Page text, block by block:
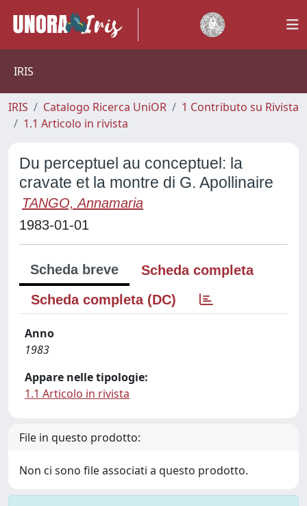
IRIS
IRIS Catalogo Ricerca UniOR
1 Contributo su Rivista
1.1 Articolo in rivista
Du perceptuel au conceptuel: la
cravate et la montre di G. Apollinaire
TANGO, Annamaria
1983-01-01
Scheda breve
Scheda completa
Scheda completa (DC)
Anno
1983
Appare nelle tipologie:
1.1 Articolo in rivista
File in questo prodotto:
Non ci sono file associati a questo prodotto.